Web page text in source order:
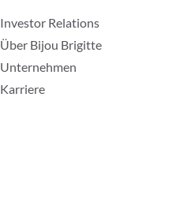
Investor Relations
Über Bijou Brigitte
Unternehmen
Karriere